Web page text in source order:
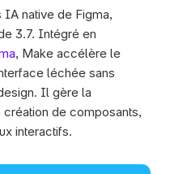
native de Figma,
3.7. Intégré en
, Make accélère le
léchée sans
Il gère la
de composants,
interactifs.